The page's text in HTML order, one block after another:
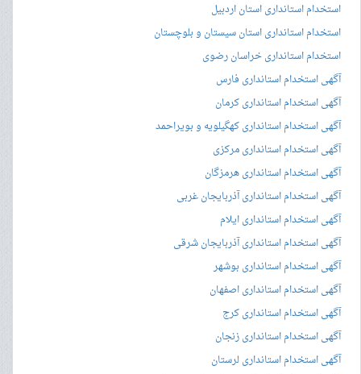
استخدام استانداری استان اردبیل
استخدام استانداری استان سیستان و بلوچستان
استخدام استانداری خراسان رضوی
آگهی استخدام استانداری فارس
آگهی استخدام استانداری کرمان
آگهی استخدام استانداری کهگیلویه و بویراحمد
آگهی استخدام استانداری مرکزی
آگهی استخدام استانداری هرمزگان
آگهی استخدام استانداری آذربایجان غربی
آگهی استخدام استانداری ایلام
آگهی استخدام استانداری آذربایجان شرقی
آگهی استخدام استانداری بوشهر
آگهی استخدام استانداری اصفهان
آگهی استخدام استانداری کرج
آگهی استخدام استانداری زنجان
آگهی استخدام استانداری لرستان